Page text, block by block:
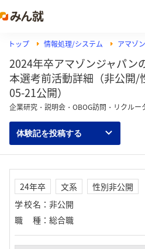
トップ 情報処理/システム アマゾ
2024年卒アマゾンジャパン
本選考前活動詳細（非公開/
05-21公開）
企業研究・説明会・OBOG訪問・リクルー
体験記を投稿する
24年卒 文系
性別非公開
学校名 ： 非公開
職種 ： 総合職